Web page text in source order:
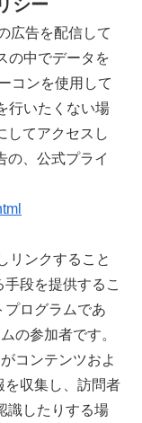
シー
広告を配信して
の中でデータを
コンを使用して
行いたくない場
してアクセスし
の、公式プライ
リンクすること
段を提供するこ
プログラムであ
の参加者です。
コンテンツおよ
を収集し、訪問者
識したりする場